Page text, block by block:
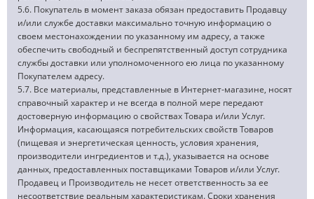
5.6. Покупатель в момент заказа обязан предоставить Продавцу
и/или службе доставки максимально точную информацию о
своем местонахождении по указанному им адресу, а также
обеспечить свободный и беспрепятственный доступ сотрудника
службы доставки или уполномоченного ею лица по указанному
Покупателем адресу.
5.7. Все материалы, представленные в Интернет-магазине, носят
справочный характер и не всегда в полной мере передают
достоверную информацию о свойствах Товара и/или Услуг.
Информация, касающаяся потребительских свойств Товаров
(пищевая и энергетическая ценность, условия хранения,
производители ингредиентов и т.д.), указывается на основе
данных, предоставленных поставщиками Товаров и/или Услуг.
Продавец и Производитель не несет ответственность за ее
несоответствие реальным характеристикам. Сроки хранения